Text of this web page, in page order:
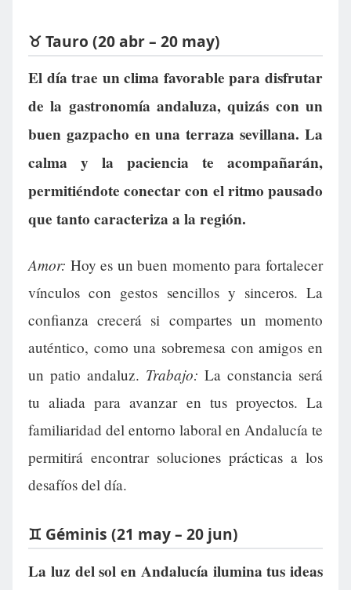
♉ Tauro (20 abr – 20 may)
El día trae un clima favorable para disfrutar
de la gastronomía andaluza, quizás con un
buen gazpacho en una terraza sevillana. La
calma y la paciencia te acompañarán,
permitiéndote conectar con el ritmo pausado
que tanto caracteriza a la región.
Amor: Hoy es un buen momento para fortalecer
vínculos con gestos sencillos y sinceros. La
confianza crecerá si compartes un momento
auténtico, como una sobremesa con amigos en
un patio andaluz. Trabajo: La constancia será
tu aliada para avanzar en tus proyectos. La
familiaridad del entorno laboral en Andalucía te
permitirá encontrar soluciones prácticas a los
desafíos del día.
♊ Géminis (21 may – 20 jun)
La luz del sol en Andalucía ilumina tus ideas